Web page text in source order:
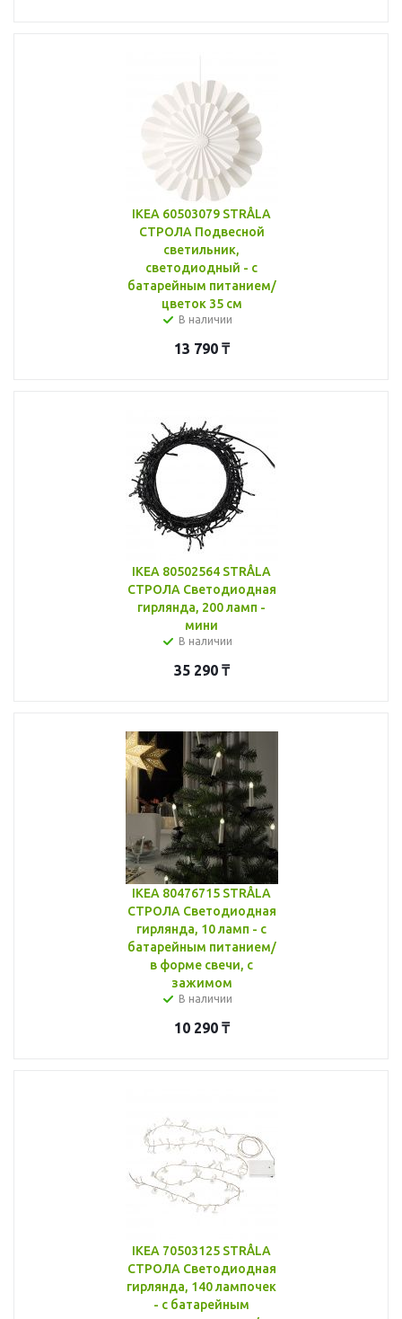
IKEA 60503079 STRÅLA
СТРОЛА Подвесной
светильник,
светодиодный - с
батарейным питанием/
цветок 35 см
В наличии
13 790₸
IKEA 80502564 STRÅLA
СТРОЛА Светодиодная
гирлянда, 200 ламп -
мини
В наличии
35 290₸
IKEA 80476715 STRÅLA
СТРОЛА Светодиодная
гирлянда, 10 ламп - с
батарейным питанием/
в форме свечи, с
зажимом
В наличии
10 290₸
IKEA 70503125 STRÅLA
СТРОЛА Светодиодная
гирлянда, 140 лампочек
- с батарейным